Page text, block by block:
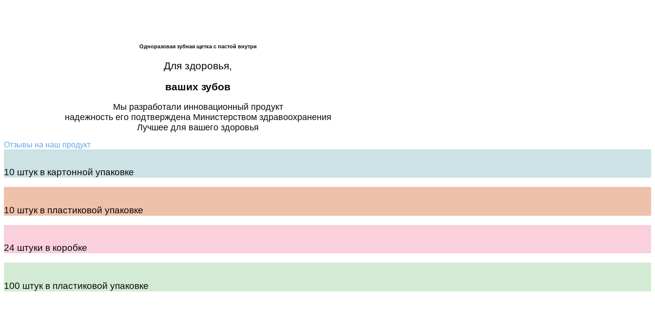
Одноразовая зубная щетка с пастой внутри
Для здоровья,
ваших зубов
Мы разработали инновационный продукт
надежность его подтверждена Министерством здравоохранения
Лучшее для вашего здоровья
Отзывы на наш продукт
10 штук в картонной упаковке
10 штук в пластиковой упаковке
24 штуки в коробке
100 штук в пластиковой упаковке